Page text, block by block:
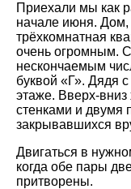
Приехали мы как
начале июня. Дом,
трёхкомнатная
очень огромным.
нескончаемым
буквой «Г». Дядя
этаже. Вверх-
стенками и двумя
закрывавшихся
Двигаться в
когда обе пары
притворены.